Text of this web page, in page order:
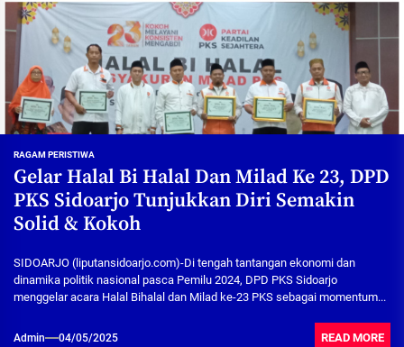
RAGAM PERISTIWA
Gelar Halal Bi Halal Dan Milad Ke 23, DPD
PKS Sidoarjo Tunjukkan Diri Semakin
Solid & Kokoh
SIDOARJO (liputansidoarjo.com)-Di tengah tantangan ekonomi dan
dinamika politik nasional pasca Pemilu 2024, DPD PKS Sidoarjo
menggelar acara Halal Bihalal dan Milad ke-23 PKS sebagai momentum...
Admin 04/05/2025 READ MORE